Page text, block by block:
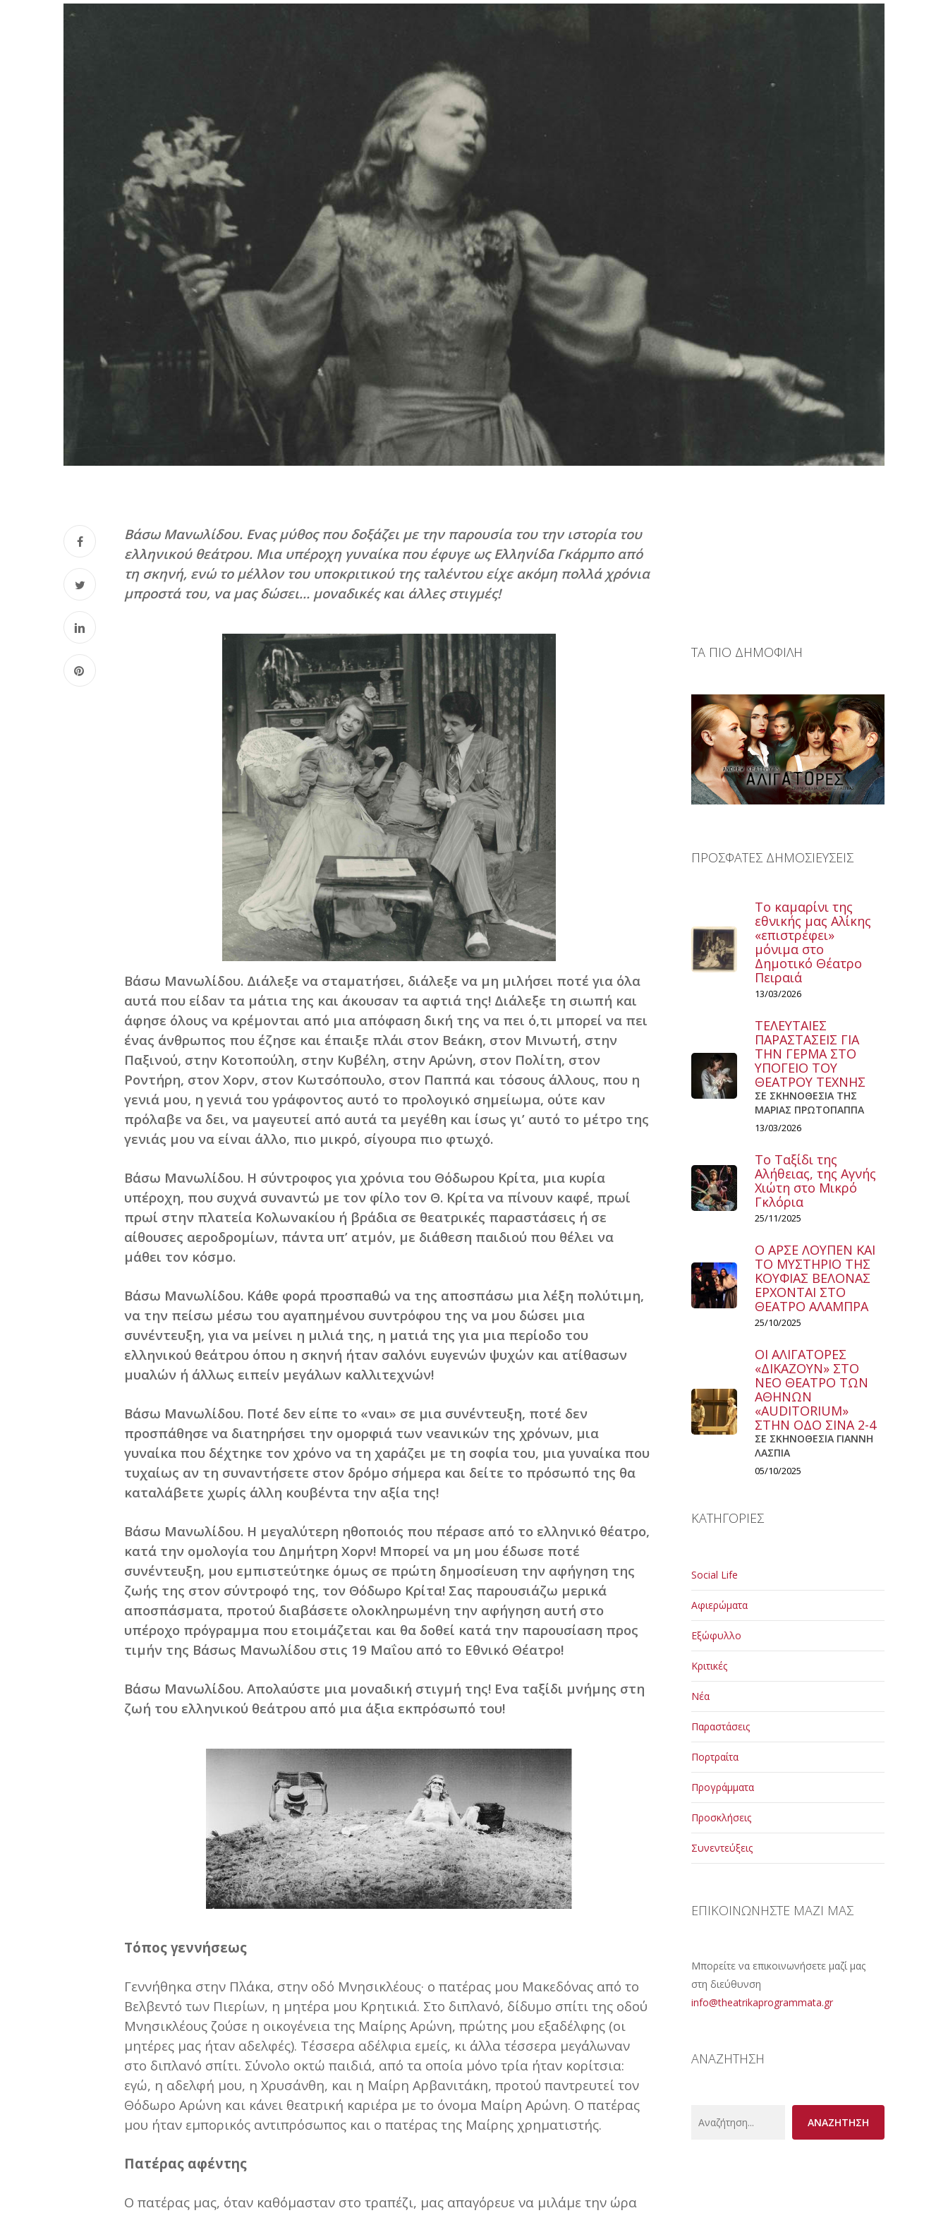
Βάσω Μανωλίδου. Ενας μύθος που δοξάζει με την παρουσία του την ιστορία του
ελληνικού θεάτρου. Μια υπέροχη γυναίκα που έφυγε ως Ελληνίδα Γκάρμπο από
τη σκηνή, ενώ το μέλλον του υποκριτικού της ταλέντου είχε ακόμη πολλά χρόνια
μπροστά του, να μας δώσει… μοναδικές και άλλες στιγμές!
Βάσω Μανωλίδου. Διάλεξε να σταματήσει, διάλεξε να μη μιλήσει ποτέ για όλα
αυτά που είδαν τα μάτια της και άκουσαν τα αφτιά της! Διάλεξε τη σιωπή και
άφησε όλους να κρέμονται από μια απόφαση δική της να πει ό,τι μπορεί να πει
ένας άνθρωπος που έζησε και έπαιξε πλάι στον Βεάκη, στον Μινωτή, στην
Παξινού, στην Κοτοπούλη, στην Κυβέλη, στην Αρώνη, στον Πολίτη, στον
Ροντήρη, στον Χορν, στον Κωτσόπουλο, στον Παππά και τόσους άλλους, που η
γενιά μου, η γενιά του γράφοντος αυτό το προλογικό σημείωμα, ούτε καν
πρόλαβε να δει, να μαγευτεί από αυτά τα μεγέθη και ίσως γι’ αυτό το μέτρο της
γενιάς μου να είναι άλλο, πιο μικρό, σίγουρα πιο φτωχό.
Βάσω Μανωλίδου. Η σύντροφος για χρόνια του Θόδωρου Κρίτα, μια κυρία
υπέροχη, που συχνά συναντώ με τον φίλο τον Θ. Κρίτα να πίνουν καφέ, πρωί
πρωί στην πλατεία Κολωνακίου ή βράδια σε θεατρικές παραστάσεις ή σε
αίθουσες αεροδρομίων, πάντα υπ’ ατμόν, με διάθεση παιδιού που θέλει να
μάθει τον κόσμο.
Βάσω Μανωλίδου. Κάθε φορά προσπαθώ να της αποσπάσω μια λέξη πολύτιμη,
να την πείσω μέσω του αγαπημένου συντρόφου της να μου δώσει μια
συνέντευξη, για να μείνει η μιλιά της, η ματιά της για μια περίοδο του
ελληνικού θεάτρου όπου η σκηνή ήταν σαλόνι ευγενών ψυχών και ατίθασων
μυαλών ή άλλως ειπείν μεγάλων καλλιτεχνών!
Βάσω Μανωλίδου. Ποτέ δεν είπε το «ναι» σε μια συνέντευξη, ποτέ δεν
προσπάθησε να διατηρήσει την ομορφιά των νεανικών της χρόνων, μια
γυναίκα που δέχτηκε τον χρόνο να τη χαράζει με τη σοφία του, μια γυναίκα που
τυχαίως αν τη συναντήσετε στον δρόμο σήμερα και δείτε το πρόσωπό της θα
καταλάβετε χωρίς άλλη κουβέντα την αξία της!
Βάσω Μανωλίδου. Η μεγαλύτερη ηθοποιός που πέρασε από το ελληνικό θέατρο,
κατά την ομολογία του Δημήτρη Χορν! Μπορεί να μη μου έδωσε ποτέ
συνέντευξη, μου εμπιστεύτηκε όμως σε πρώτη δημοσίευση την αφήγηση της
ζωής της στον σύντροφό της, τον Θόδωρο Κρίτα! Σας παρουσιάζω μερικά
αποσπάσματα, προτού διαβάσετε ολοκληρωμένη την αφήγηση αυτή στο
υπέροχο πρόγραμμα που ετοιμάζεται και θα δοθεί κατά την παρουσίαση προς
τιμήν της Βάσως Μανωλίδου στις 19 Μαΐου από το Εθνικό Θέατρο!
Βάσω Μανωλίδου. Απολαύστε μια μοναδική στιγμή της! Ενα ταξίδι μνήμης στη
ζωή του ελληνικού θεάτρου από μια άξια εκπρόσωπό του!
Τόπος γεννήσεως
Γεννήθηκα στην Πλάκα, στην οδό Μνησικλέους· ο πατέρας μου Μακεδόνας από το
Βελβεντό των Πιερίων, η μητέρα μου Κρητικιά. Στο διπλανό, δίδυμο σπίτι της οδού
Μνησικλέους ζούσε η οικογένεια της Μαίρης Αρώνη, πρώτης μου εξαδέλφης (οι
μητέρες μας ήταν αδελφές). Τέσσερα αδέλφια εμείς, κι άλλα τέσσερα μεγάλωναν
στο διπλανό σπίτι. Σύνολο οκτώ παιδιά, από τα οποία μόνο τρία ήταν κορίτσια:
εγώ, η αδελφή μου, η Χρυσάνθη, και η Μαίρη Αρβανιτάκη, προτού παντρευτεί τον
Θόδωρο Αρώνη και κάνει θεατρική καριέρα με το όνομα Μαίρη Αρώνη. Ο πατέρας
μου ήταν εμπορικός αντιπρόσωπος και ο πατέρας της Μαίρης χρηματιστής.
Πατέρας αφέντης
Ο πατέρας μας, όταν καθόμασταν στο τραπέζι, μας απαγόρευε να μιλάμε την ώρα
ΤΑ ΠΙΟ ΔΗΜΟΦΙΛΗ
ΠΡΟΣΦΑΤΕΣ ΔΗΜΟΣΙΕΥΣΕΙΣ
Το καμαρίνι της
εθνικής μας Αλίκης
«επιστρέφει»
μόνιμα στο
Δημοτικό Θέατρο
Πειραιά
13/03/2026
ΤΕΛΕΥΤΑΙΕΣ
ΠΑΡΑΣΤΑΣΕΙΣ ΓΙΑ
ΤΗΝ ΓΕΡΜΑ ΣΤΟ
ΥΠΟΓΕΙΟ ΤΟΥ
ΘΕΑΤΡΟΥ ΤΕΧΝΗΣ
ΣΕ ΣΚΗΝΟΘΕΣΙΑ ΤΗΣ
ΜΑΡΙΑΣ ΠΡΩΤΟΠΑΠΠΑ
13/03/2026
Το Ταξίδι της
Αλήθειας, της Αγνής
Χιώτη στο Μικρό
Γκλόρια
25/11/2025
Ο ΑΡΣΕ ΛΟΥΠΕΝ ΚΑΙ
ΤΟ ΜΥΣΤΗΡΙΟ ΤΗΣ
ΚΟΥΦΙΑΣ ΒΕΛΟΝΑΣ
ΕΡΧΟΝΤΑΙ ΣΤΟ
ΘΕΑΤΡΟ ΑΛΑΜΠΡΑ
25/10/2025
ΟΙ ΑΛΙΓΑΤΟΡΕΣ
«ΔΙΚΑΖΟΥΝ» ΣΤΟ
ΝΕΟ ΘΕΑΤΡΟ ΤΩΝ
ΑΘΗΝΩΝ
«AUDITORIUM»
ΣΤΗΝ ΟΔΟ ΣΙΝΑ 2-4
ΣΕ ΣΚΗΝΟΘΕΣΙΑ ΓΙΑΝΝΗ
ΛΑΣΠΙΑ
05/10/2025
ΚΑΤΗΓΟΡΙΕΣ
Social Life
Αφιερώματα
Εξώφυλλο
Κριτικές
Νέα
Παραστάσεις
Πορτραίτα
Προγράμματα
Προσκλήσεις
Συνεντεύξεις
ΕΠΙΚΟΙΝΩΝΗΣΤΕ ΜΑΖΙ ΜΑΣ
Μπορείτε να επικοινωνήσετε μαζί μας
στη διεύθυνση
info@theatrikaprogrammata.gr
ΑΝΑΖΗΤΗΣΗ
ΑΝΑΖΗΤΗΣΗ